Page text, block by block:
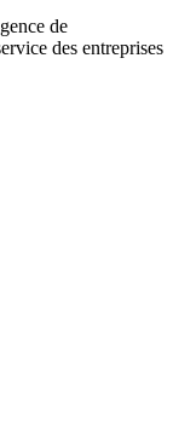
de
des entreprises